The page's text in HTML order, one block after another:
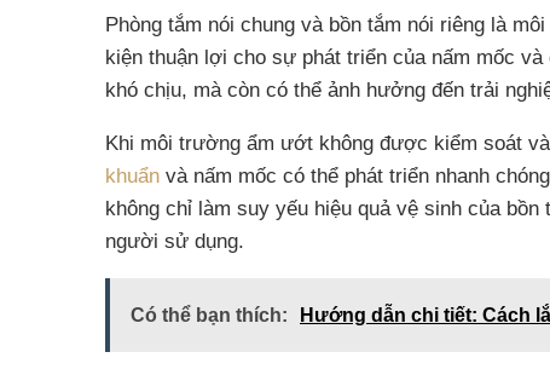
Phòng tắm nói chung và bồn tắm nói riêng là
kiện thuận lợi cho sự phát triển của nấm mốc
khó chịu, mà còn có thể ảnh hưởng đến trải
Khi môi trường ẩm ướt không được kiểm soát và
khuẩn và nấm mốc có thể phát triển nhanh
không chỉ làm suy yếu hiệu quả vệ sinh của
người sử dụng.
Có thể bạn thích: Hướng dẫn chi tiết: Cách